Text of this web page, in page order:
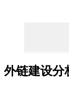
外链建设分